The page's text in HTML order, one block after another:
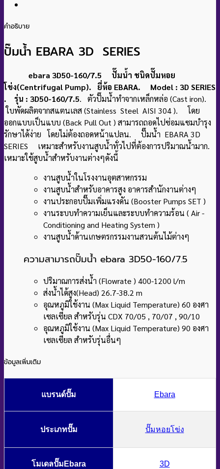
คำอธิบาย
ปั๊มน้ำ EBARA 3D SERIES
ebara 3D50-160/7.5 ปั๊มน้ำ ชนิดปั๊มหอย
โข่ง(Centrifugal Pump). ยี่ห้อ EBARA. Model : 3D SERIES
. รุ่น : 3D50-160/7.5. ตัวปั๊มน้ำทำจากเหล็กหล่อ (Cast iron).
ใบพัดผลิตจากสแตนเลส (Stainless Steel AISI 304 ). โดย
ออกแบบเป็นแบบ (Back Pull Out ) สามารถถอดไปซ่อมแซมบำรุง
รักษาได้ง่าย โดยไม่ต้องถอดหน้าแปลน. ปั๊มน้ำ EBARA 3D
SERIES เหมาะสำหรับงานสูบน้ำทั่วไปที่ต้องการปริมาณน้ำมาก.
เหมาะใช้สูบน้ำสำหรับงานต่างๆดังนี้
งานสูบน้ำในโรงงานอุตสาหกรรม
งานสูบน้ำสำหรับอาคารสูง อาคารสำนักงานต่างๆ
งานประกอบปั๊มเพิ่มแรงดัน (Booster Pumps SET )
งานระบบทำความเย็นและระบบทำความร้อน ( Air -
Conditioning and Heating System )
งานสูบน้ำด้านเกษตรกรรมงานสวนต้นไม้ต่างๆ
ความสามารถปั๊มน้ำ ebara 3D50-160/7.5
ปริมาณการส่งน้ำ (Flowrate ) 400-1200 l/m
ส่งน้ำได้สูง(Head) 26.7-38.2 m
อุณหภูมิใช้งาน (Max Liquid Temperature) 60 องศา
เซลเซียล สำหรับรุ่น CDX 70/05 , 70/07 , 90/10
อุณหภูมิใช้งาน (Max Liquid Temperature) 90 องศา
เซลเซียล สำหรับรุ่นอื่นๆ
ข้อมูลเพิ่มเติม
แบรนด์ปั๊ม Ebara
ประเภทปั๊ม ปั๊มหอยโข่ง
โมเดลปั๊มEbara 3D